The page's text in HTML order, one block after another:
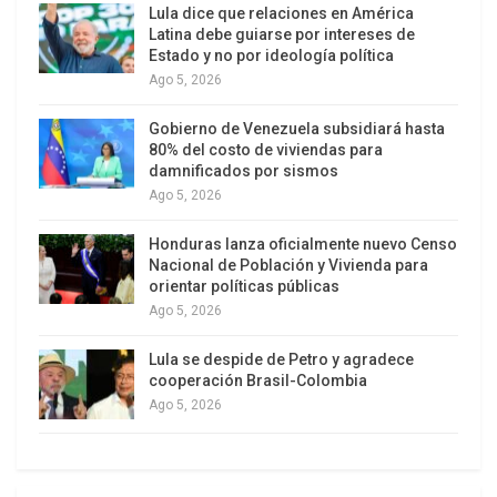
(Xinhua/Huang Jingwen)
Ucrania
Durante la visita de Putin, Xi afirmó que los
vínculos entre China y Rusia se encuentran “en el
Lula dice que relaciones en América
Latina debe guiarse por intereses de
Estado y no por ideología política
Ago 5, 2026
Gobierno de Venezuela subsidiará hasta
80% del costo de viviendas para
damnificados por sismos
Ago 5, 2026
Honduras lanza oficialmente nuevo Censo
Nacional de Población y Vivienda para
orientar políticas públicas
Ago 5, 2026
Lula se despide de Petro y agradece
cooperación Brasil-Colombia
Ago 5, 2026